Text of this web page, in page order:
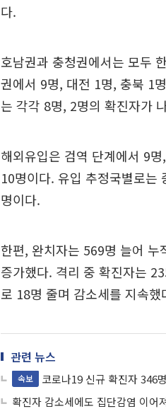
다.
호남권과 충청권에서는 모두
권에서 9명, 대전 1명, 충북 1
는 각각 8명, 2명의 확진자가
해외유입은 검역 단계에서 9
10명이다. 유입 추정국별로는
명이다.
한편, 완치자는 569명 늘어
증가했다. 격리 중 확진자는
로 18명 줄며 감소세를 지속했
관련 뉴스
속보
코로나19 신규 확진자 346
확진자 감소세에도 집단감염 이